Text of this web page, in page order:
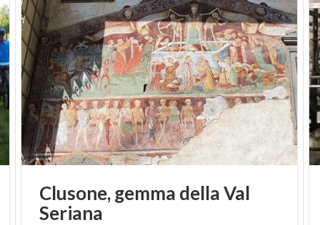
Clusone,gemma dellaVal
Seriana